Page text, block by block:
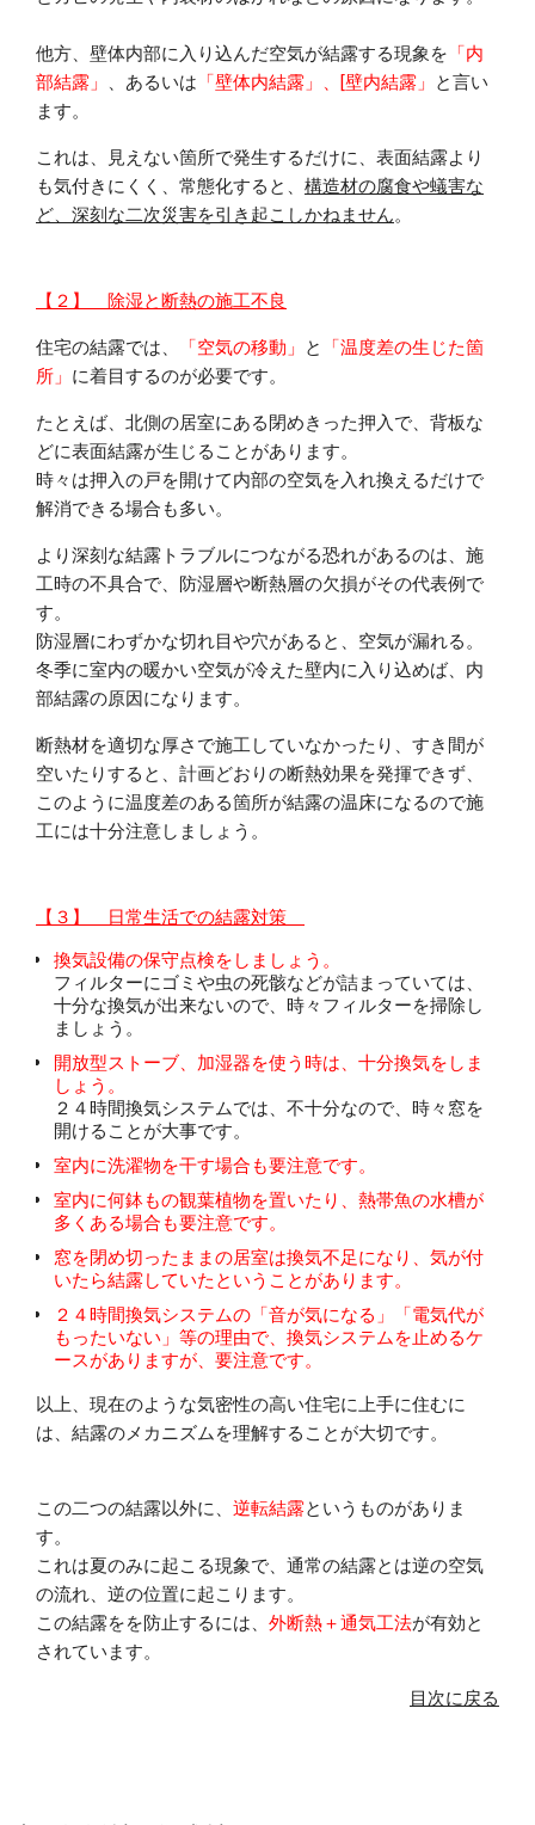
他方、壁体内部に入り込んだ空気が結露する現象を 「内
部結露」
、あるいは 「壁体内結露」、[壁内結露」
と言い
ます。
これは、見えない箇所で発生するだけに、表面結露より
も気付きにくく、常態化すると、 構造材の腐食や蟻害な
ど、深刻な二次災害を引き起こしかねません。
【２】 除湿と断熱の施工不良
住宅の結露では、 「空気の移動」 と
「温度差の生じた箇
所」 に着目するのが必要です。
たとえば、北側の居室にある閉めきった押入で、背板な
どに表面結露が生じることがあります。
時々は押入の戸を開けて内部の空気を入れ換えるだけで
解消できる場合も多い。
より深刻な結露トラブルにつながる恐れがあるのは、施
工時の不具合で、防湿層や断熱層の欠損がその代表例で
す。
防湿層にわずかな切れ目や穴があると、空気が漏れる。
冬季に室内の暖かい空気が冷えた壁内に入り込めば、内
部結露の原因になります。
断熱材を適切な厚さで施工していなかったり、すき間が
空いたりすると、計画どおりの断熱効果を発揮できず、
このように温度差のある箇所が結露の温床になるので施
工には十分注意しましょう。
【３】 日常生活での結露対策
換気設備の保守点検をしましょう。
フィルターにゴミや虫の死骸などが詰まっていては、
十分な換気が出来ないので、時々フィルターを掃除し
ましょう。
開放型ストーブ、加湿器を使う時は、十分換気をしま
しょう。
２４時間換気システムでは、不十分なので、時々窓を
開けることが大事です。
室内に洗濯物を干す場合も要注意です。
室内に何鉢もの観葉植物を置いたり、熱帯魚の水槽が
多くある場合も要注意です。
窓を閉め切ったままの居室は換気不足になり、気が付
いたら結露していたという ことがあります。
２４時間換気システムの「音が気になる」「電気代が
もったいない」等の理由で、換気システムを止めるケ
ースがありますが、要注意です。
以上、現在のような気密性の高い住宅に上手に住むに
は、結露のメカニズムを理解することが大切です。
この二つの結露以外に、 逆転結露というものがありま
す。
これは夏のみに起こる現象で、通常の結露とは逆の空気
の流れ、逆の位置に起こります。
この結露をを防止するには、 外断熱＋通気工法が有効と
されています。
目次に戻る